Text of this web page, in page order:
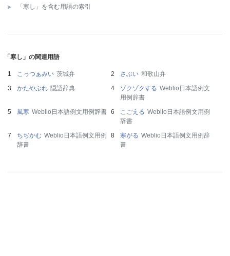
「寒し」を含む用語の索引
「寒し」の関連用語
こっつぁみい 茨城弁 さぶい 和歌山弁
かたやぶれ 隠語辞典 ゾクゾクする Weblio日本語例文
用例辞書
風寒 Weblio日本語例文用例辞書 こごえる Weblio日本語例文用例
辞書
ちぢかむ Weblio日本語例文用例
辞書
寒がる Weblio日本語例文用例辞
書